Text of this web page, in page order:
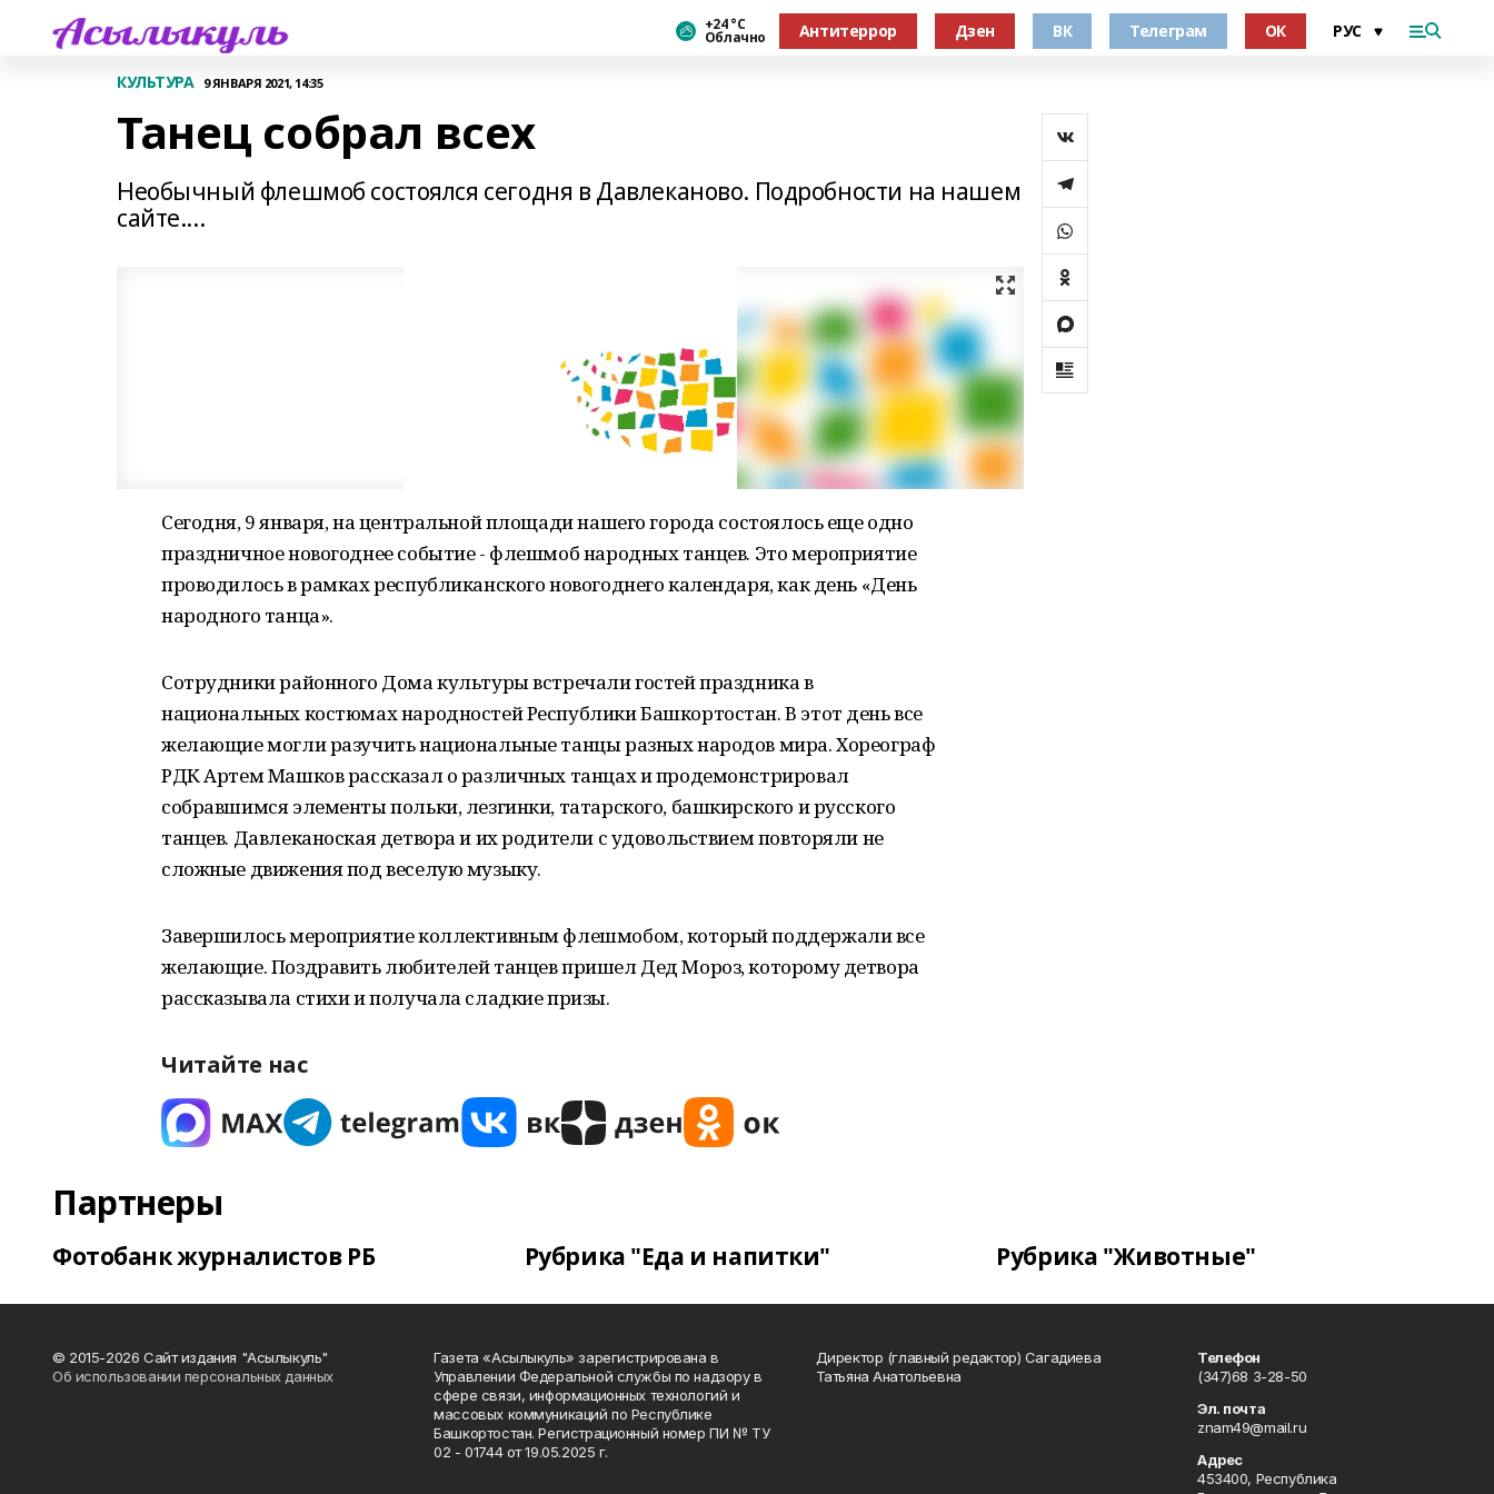
+24 °С
Облачно Антитеррор Дзен ВК Телеграм ОК
КУЛЬТУРА 9 ЯНВАРЯ 2021, 14:35
Танец собрал всех
Необычный флешмоб состоялся сегодня в Давлеканово. Подробности на нашем
сайте....
Сегодня, 9 января, на центральной площади нашего города состоялось еще одно
праздничное новогоднее событие - флешмоб народных танцев. Это мероприятие
проводилось в рамках республиканского новогоднего календаря, как день «День
народного танца».
Сотрудники районного Дома культуры встречали гостей праздника в
национальных костюмах народностей Республики Башкортостан. В этот день все
желающие могли разучить национальные танцы разных народов мира. Хореограф
РДК Артем Машков рассказал о различных танцах и продемонстрировал
собравшимся элементы польки, лезгинки, татарского, башкирского и русского
танцев. Давлеканоская детвора и их родители с удовольствием повторяли не
сложные движения под веселую музыку.
Завершилось мероприятие коллективным флешмобом, который поддержали все
желающие. Поздравить любителей танцев пришел Дед Мороз, которому детвора
рассказывала стихи и получала сладкие призы.
Читайте нас
Партнеры
Фотобанк журналистов РБ Рубрика "Еда и напитки" Рубрика "Животные"
© 2015-2026 Сайт издания "Асылыкуль"
Об использовании персональных данных
Газета «Асылыкуль» зарегистрирована в
Управлении Федеральной службы по надзору в
сфере связи, информационных технологий и
массовых коммуникаций по Республике
Башкортостан. Регистрационный номер ПИ № ТУ
02 - 01744 от 19.05.2025 г.
Директор (главный редактор) Сагадиева
Татьяна Анатольевна
Телефон
(347)68 3-28-50
Эл. почта
znam49@mail.ru
Адрес
453400, Республика